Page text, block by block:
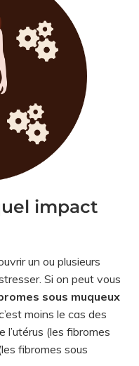
impact
un ou plusieurs
Si on peut vous
sous muqueux
moins le cas des
l’utérus (les fibromes
fibromes sous